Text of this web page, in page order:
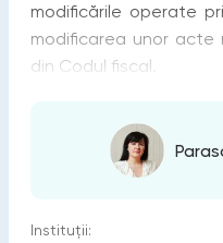
modificările operate
modificarea unor acte
din Codul fiscal.
Instituții: